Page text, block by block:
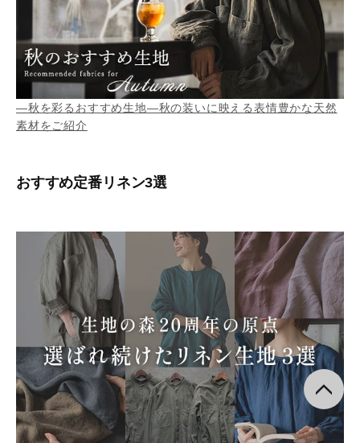
―秋を彩るおすすめ生地―秋の装いに映える表情豊かな天然
素材をご紹介
おすすめ定番リネン3選